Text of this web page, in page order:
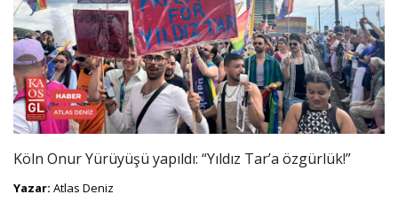
Köln Onur Yürüyüşü yapıldı: “Yıldız Tar’a özgürlük!”
Yazar: Atlas Deniz